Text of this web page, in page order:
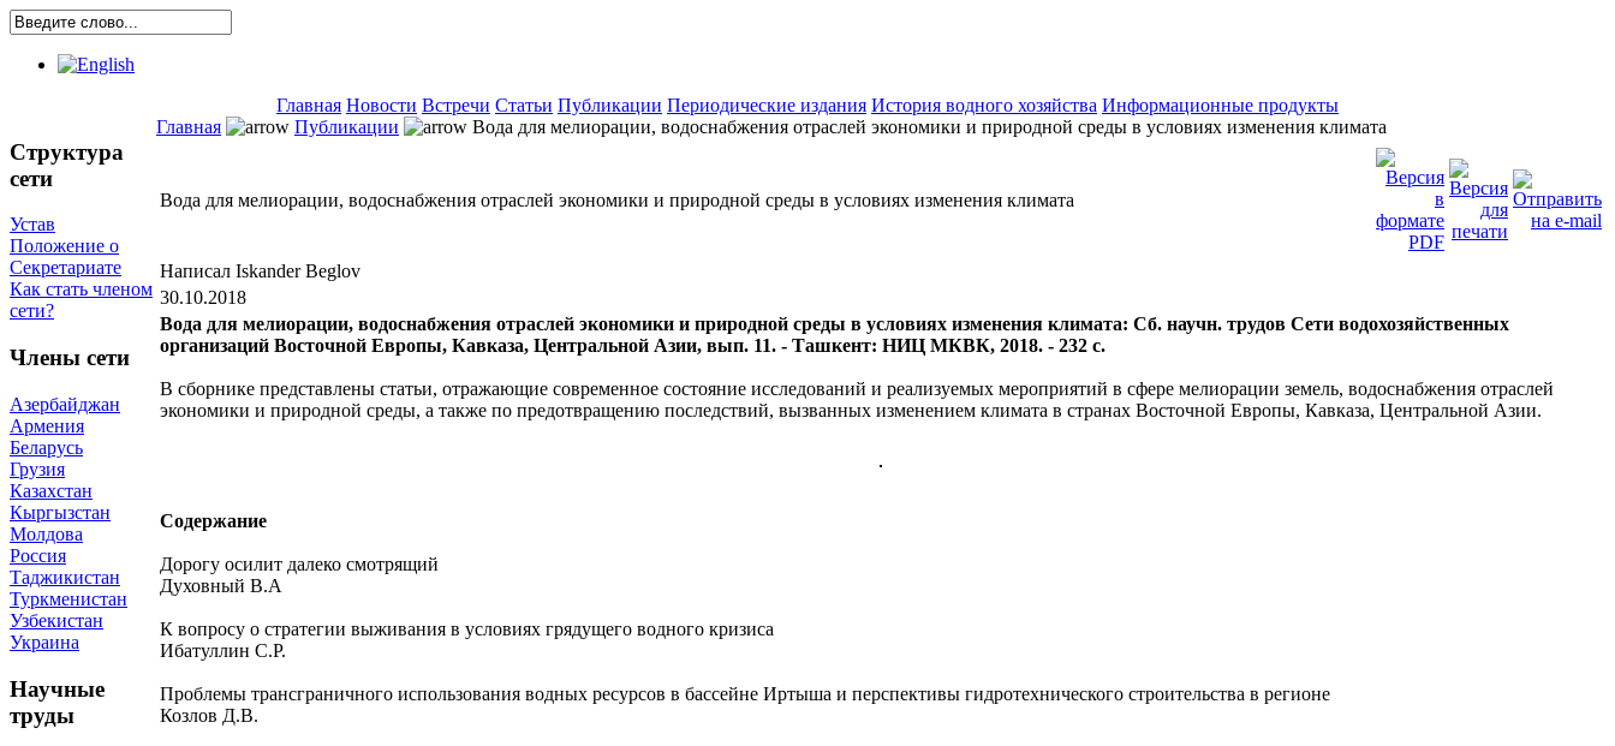
Главная Новости Встречи Статьи Публикации Периодические издания История водного хозяйства Информационные продукты
Структура
сети
Устав
Положение о
Секретариате
Как стать членом
сети?
Члены сети
Азербайджан
Армения
Беларусь
Грузия
Казахстан
Кыргызстан
Молдова
Россия
Таджикистан
Туркменистан
Узбекистан
Украина
Научные
труды
Главная Публикации Вода для мелиорации, водоснабжения отраслей экономики и природной среды в условиях изменения климата
Вода для мелиорации, водоснабжения отраслей экономики и природной среды в условиях изменения климата
Написал Iskander Beglov
30.10.2018
Вода для мелиорации, водоснабжения отраслей экономики и природной среды в условиях изменения климата: Сб. научн. трудов Сети водохозяйственных
организаций Восточной Европы, Кавказа, Центральной Азии, вып. 11. - Ташкент: НИЦ МКВК, 2018. - 232 с.
В сборнике представлены статьи, отражающие современное состояние исследований и реализуемых мероприятий в сфере мелиорации земель, водоснабжения отраслей
экономики и природной среды, а также по предотвращению последствий, вызванных изменением климата в странах Восточной Европы, Кавказа, Центральной Азии.
Содержание
Дорогу осилит далеко смотрящий
Духовный В.А
К вопросу о стратегии выживания в условиях грядущего водного кризиса
Ибатуллин С.Р.
Проблемы трансграничного использования водных ресурсов в бассейне Иртыша и перспективы гидротехнического строительства в регионе
Козлов Д.В.